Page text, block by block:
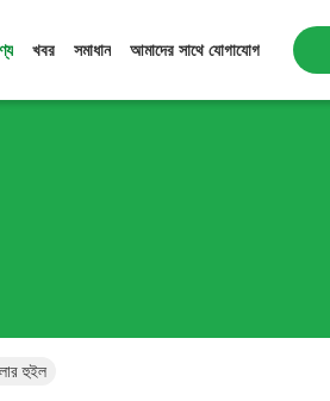
খবর সমাধান আমাদের সাথে যোগাযোগ
হুইল